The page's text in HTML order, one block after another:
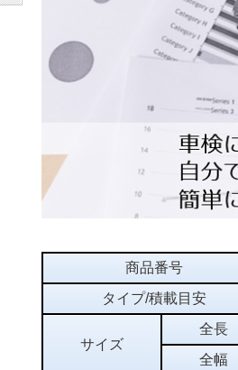
商品番号
タイプ/積載目安
サイズ
全長
全幅